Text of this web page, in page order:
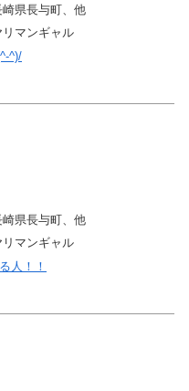
崎県長与町、他
リマンギャル
^)/
崎県長与町、他
リマンギャル
人！！